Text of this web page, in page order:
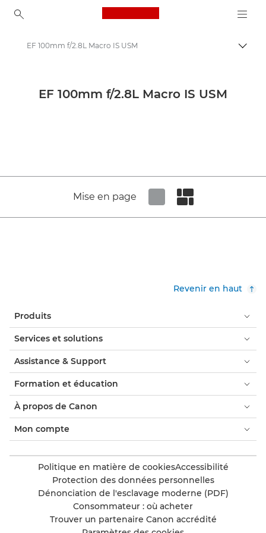
Canon Logo, back to
Objectifs pour appareil photo Canon
EF 100mm f/2.8L Macro IS USM
EF 100mm f/2.8L Macro IS USM
Mise en page
Revenir en haut
Produits
Services et solutions
Assistance & Support
Formation et éducation
À propos de Canon
Mon compte
Politique en matière de cookiesAccessibilité
Protection des données personnelles
Dénonciation de l'esclavage moderne (PDF)
Consommateur : où acheter
Trouver un partenaire Canon accrédité